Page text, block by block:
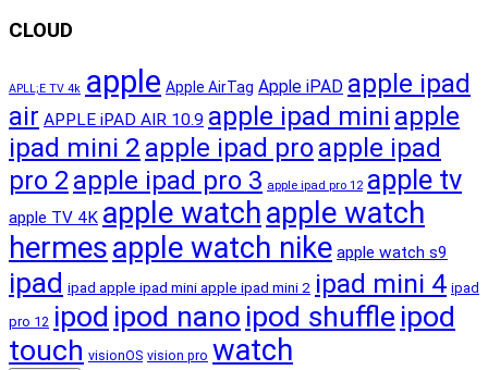
CLOUD
APLL;E TV 4k apple Apple AirTag Apple iPAD apple ipad
air APPLE iPAD AIR 10.9 apple ipad mini apple
ipad mini 2 apple ipad proapple ipad
pro 2 apple ipad pro 3 apple ipad pro 12 apple tv
apple TV 4K apple watchapple watch
hermesapple watch nike apple watch s9
ipad ipad apple ipad mini apple ipad mini 2 ipad mini 4 ipad
pro 12 ipod ipod nano ipod shuffle ipod
touch visionOS vision pro watch